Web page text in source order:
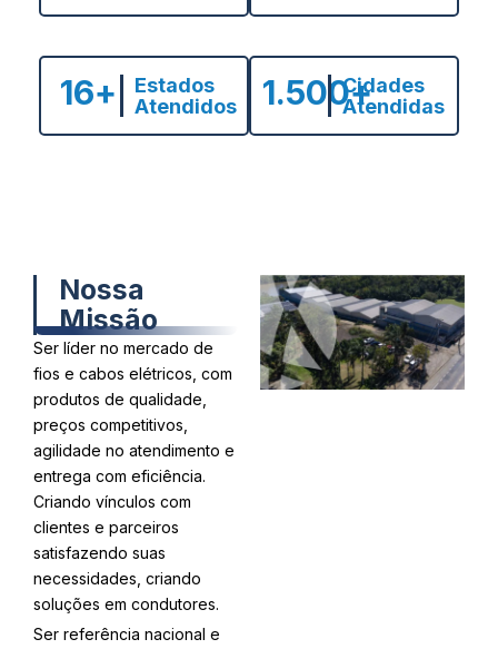
16+
Estados
Atendidos
1.500+
Cidades
Atendidas
Nossa
Missão
Ser líder no mercado de
fios e cabos elétricos, com
produtos de qualidade,
preços competitivos,
agilidade no atendimento e
entrega com eficiência.
Criando vínculos com
clientes e parceiros
satisfazendo suas
necessidades, criando
soluções em condutores.
Ser referência nacional e